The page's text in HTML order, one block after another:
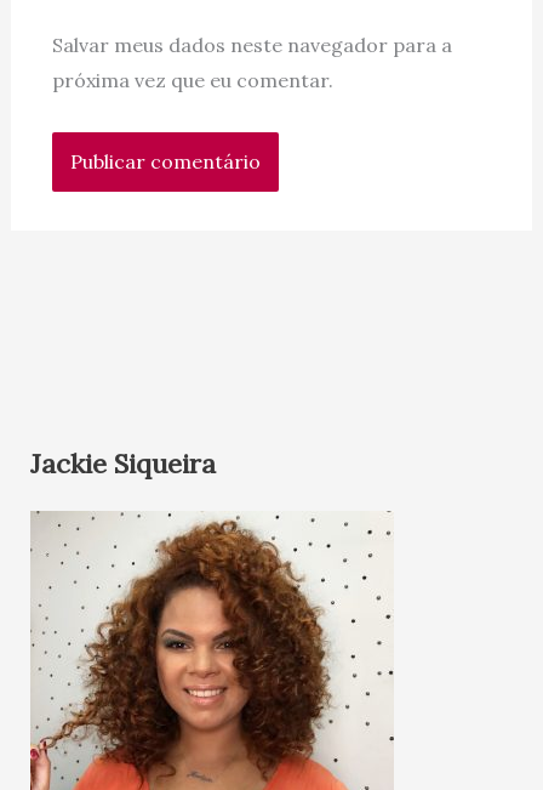
Salvar meus dados neste navegador para a
próxima vez que eu comentar.
Jackie Siqueira